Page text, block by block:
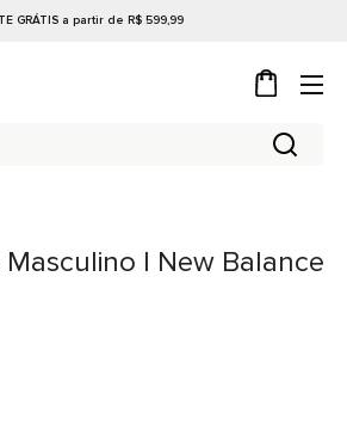
GRÁTIS a partir de R$ 599,99
| New Balance